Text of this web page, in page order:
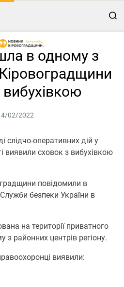
в одному з
02/2022
слідчо-оперативних дій у
виявили сховок з вибухівкою
повідомили в
безпеки України в
на території приватного
районних центрів регіону.
виявили: